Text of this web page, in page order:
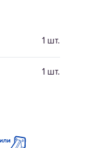
1 шт.
1 шт.